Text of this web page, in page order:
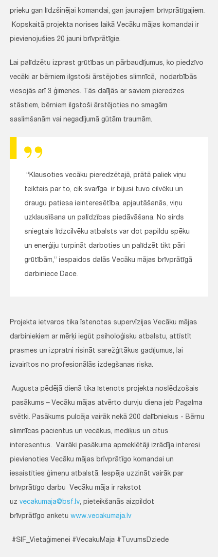
prieku gan līdzšinējai komandai, gan jaunajiem brīvprātīgajiem.
Kopskaitā projekta norises laikā Vecāku mājas komandai ir
pievienojušies 20 jauni brīvprātīgie.
Lai palīdzētu izprast grūtības un pārbaudījumus, ko piedzīvo
vecāki ar bērniem ilgstoši ārstējoties slimnīcā, nodarbībās
viesojās arī 3 ģimenes. Tās dalījās ar saviem pieredzes
stāstiem, bērniem ilgstoši ārstējoties no smagām
saslimšanām vai negadījumā gūtām traumām.
“Klausoties vecāku pieredzētajā, prātā paliek viņu
teiktais par to, cik svarīga ir bijusi tuvo cilvēku un
draugu patiesa ieinteresētība, apjautāšanās, viņu
uzklausīšana un palīdzības piedāvāšana. No sirds
sniegtais līdzcilvēku atbalsts var dot papildu spēku
un enerģiju turpināt darboties un palīdzēt tikt pāri
grūtībām,” iespaidos dalās Vecāku mājas brīvprātīgā
darbiniece Dace.
Projekta ietvaros tika īstenotas supervīzijas Vecāku mājas
darbiniekiem ar mērķi iegūt psiholoģisku atbalstu, attīstīt
prasmes un izpratni risināt sarežģītākus gadījumus, lai
izvairītos no profesionālās izdegšanas riska.
Augusta pēdējā dienā tika īstenots projekta noslēdzošais
pasākums – Vecāku mājas atvērto durvju diena jeb Pagalma
svētki. Pasākums pulcēja vairāk nekā 200 dalībniekus - Bērnu
slimnīcas pacientus un vecākus, mediķus un citus
interesentus. Vairāki pasākuma apmeklētāji izrādīja interesi
pievienoties Vecāku mājas brīvprātīgo komandai un
iesaistīties ģimeņu atbalstā. Iespēja uzzināt vairāk par
brīvprātīgo darbu Vecāku māja ir rakstot
uz vecakumaja@bsf.lv, pieteikšanās aizpildot
brīvprātīgo anketu www.vecakumaja.lv
#SIF_Vietaģimenei #VecakuMaja #TuvumsDziede